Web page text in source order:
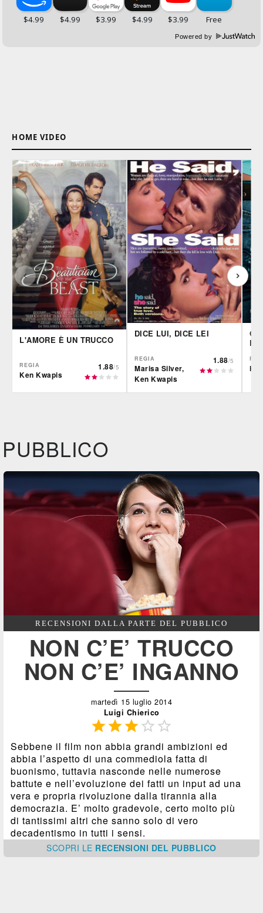
Powered by
HOME VIDEO
L'AMORE È UN TRUCCO
REGIA
Ken Kwapis
1.88/5
DICE LUI, DICE LEI
REGIA
Marisa Silver,
Ken Kwapis
1.88/5
PUBBLICO
RECENSIONI DALLA PARTE DEL PUBBLICO
NON C’E’ TRUCCO
NON C’E’ INGANNO
martedì 15 luglio 2014
Luigi Chierico
 
Sebbene il film non abbia grandi ambizioni ed
abbia l’aspetto di una commediola fatta di
buonismo, tuttavia nasconde nelle numerose
battute e nell’evoluzione dei fatti un input ad una
vera e propria rivoluzione dalla tirannia alla
democrazia. E’ molto gradevole, certo molto più
di tantissimi altri che sanno solo di vero
decadentismo in tutti i sensi.
SCOPRI LE RECENSIONI DEL PUBBLICO